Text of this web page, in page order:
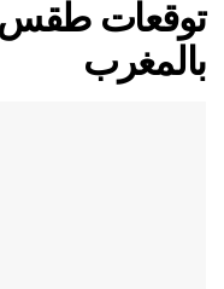
توقعات طقس
بالمغرب